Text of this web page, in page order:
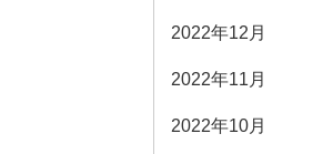
2022年12月
2022年11月
2022年10月